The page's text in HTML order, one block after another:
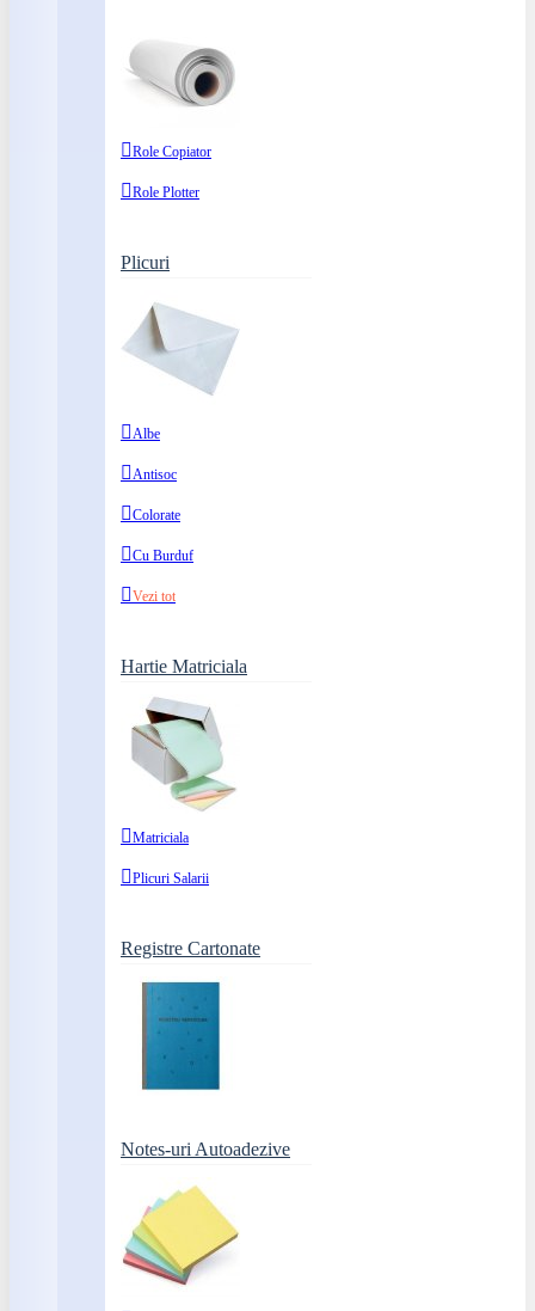
Role Copiator
Role Plotter
Plicuri
Albe
Antisoc
Colorate
Cu Burduf
Vezi tot
Hartie Matriciala
Matriciala
Plicuri Salarii
Registre Cartonate
Notes-uri Autoadezive